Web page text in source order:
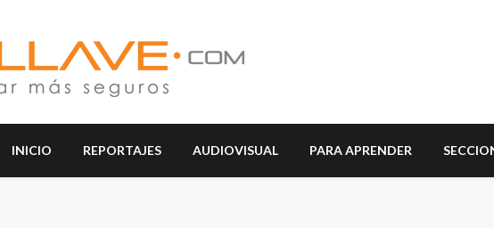
INICIO REPORTAJES AUDIOVISUAL PARA APRENDER